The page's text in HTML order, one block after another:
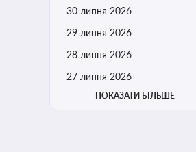
30 липня 2026
29 липня 2026
28 липня 2026
27 липня 2026
ПОКАЗАТИ БІЛЬШЕ